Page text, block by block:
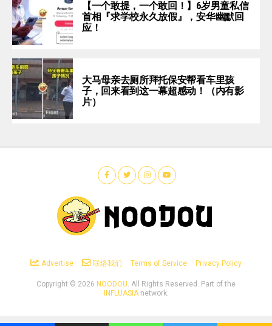
【一个敢提，一个敢回！】6岁男童私信
首相『求学校永久放假』，安华幽默回
应！
大马母亲去厕所拜托保安帮看车里孩
子，回来看到这一幕超感动！（内有影
片）
Advertise 联络我们 Terms of Service Privacy Policy
Copyright © 2026 NOODOU. All Rights Reserved. Part of the
INFLUASIAnetwork.